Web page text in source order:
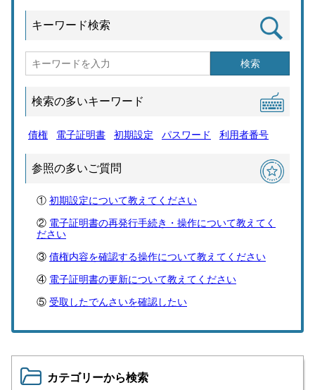
キーワード検索
検索
検索の多いキーワード
債権 電子証明書 初期設定 パスワード 利用者番号
参照の多いご質問
初期設定について教えてください
電子証明書の再発行手続き・操作について教えてく
ださい
債権内容を確認する操作について教えてください
電子証明書の更新について教えてください
受取したでんさいを確認したい
カテゴリーから検索